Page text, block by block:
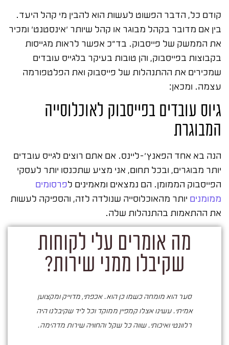
קודם כל, הדבר הפשוט לעשות הוא להבין מי קהל היעד.
בין אם מדובר בקהל מבוגר או קהל שיותר 'אינסטנט' ומכיר
את הממשק של פייסבוק. בד"כ אפשר לראות מגייסות
בקבוצות בפייסבוק, והן טובות בעיקר בלגייס עובדים
שמכירים את ההתנהלות של פייסבוק ואת הפלטפורמה
עצמה. ומכאן:
גיוס עובדים בפייסבוק לאוכלוסייה
המבוגרת
הנה בא אחד הפאנץ'-ליינס. אם אתם רוצים לגייס עובדים
יותר מבוגרים, ובכל תחום, אני מציע שתכנסו יותר לעסקי
הפייסבוק הממומן. הם נמצאים ומאמינים לפרסומים
ממומנים יותר מהאוכלוסייה שנולדה לזה, והספיקה לעשות
את ההתאמות בהתנהלות שלה.
מה אומרים עלי לקוחות
שקיבלו ממני שירות?
סער הוא מומחה כשמו כן הוא. אכפתי, מדוייק ומקצוען
אמיתי. עשינו אצלו קמפיין ממוקד וכל ליד שקיבלנו היה
רלוונטי ואיכותי. שווה כל שקל והחוויה שירות מדהימה.